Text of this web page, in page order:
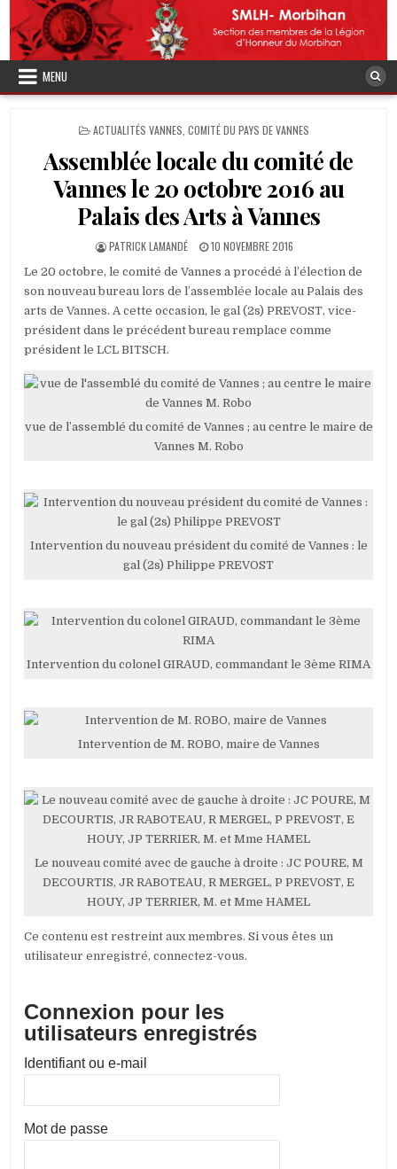
to
content
MENU
POSTED
ACTUALITÉS VANNES COMITÉ DU PAYS DE VANNES
Assemblée locale du comité de
Vannes le 20 octobre 2016 au
Palais des Arts à Vannes
AUTHOR:
PATRICK LAMANDÉ
PUBLISHED
10 NOVEMBRE 2016
Le 20 octobre, le comité de Vannes a procédé à l’élection de
son nouveau bureau lors de l’assemblée locale au Palais des
arts de Vannes. A cette occasion, le gal (2s) PREVOST, vice-
président dans le précédent bureau remplace comme
président le LCL BITSCH.
vue de l’assemblé du comité de Vannes ; au centre le maire de
Vannes M. Robo
Intervention du nouveau président du comité de Vannes : le
gal (2s) Philippe PREVOST
Intervention du colonel GIRAUD, commandant le 3ème RIMA
Intervention de M. ROBO, maire de Vannes
Le nouveau comité avec de gauche à droite : JC POURE, M
DECOURTIS, JR RABOTEAU, R MERGEL, P PREVOST, E
HOUY, JP TERRIER, M. et Mme HAMEL
Ce contenu est restreint aux membres. Si vous êtes un
utilisateur enregistré, connectez-vous.
Connexion pour les
utilisateurs enregistrés
Identifiant ou e-mail
Mot de passe